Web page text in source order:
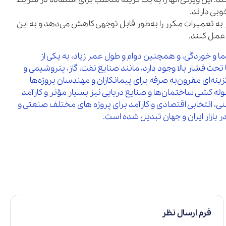
دارند.
به تعمیرات مکرر را به‌طور قابل‌ توجهی کاهش می‌دهد و به این
عمل کنند.
فشار، دما و خوردگی، و همچنین دوام و طول عمر زیاد، به یکی از
فشار بالا وجود دارد، مانند صنایع نفت، گاز، پتروشیمی و
مقرون‌به‌ صرفه برای پیمانکاران و مهندسان پروژه‌ها
های تهویه مطبوع، لوله‌ کشی ساختمان‌ها و صنایع دریایی نیز بسیار مؤثر و کارآمد
انتخابی اقتصادی و کارآمد برای پروژه‌ های مختلف صنعتی و
فرم ارسال نظر